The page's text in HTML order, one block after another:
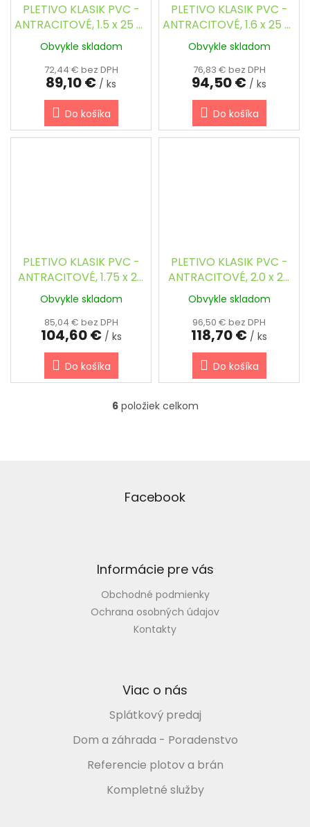
PLETIVO KLASIK PVC -
ANTRACITOVÉ, 1.5 x 25 m
/ 53 x 53 / 2.5 mm
Obvykle skladom
72,44 € bez DPH
89,10 € / ks
Do košíka
PLETIVO KLASIK PVC -
ANTRACITOVÉ, 1.6 x 25 m
/ 53 x 53 / 2.5 mm
Obvykle skladom
76,83 € bez DPH
94,50 € / ks
Do košíka
PLETIVO KLASIK PVC -
ANTRACITOVÉ, 1.75 x 25
m / 53 x 53 / 2.5 mm
Obvykle skladom
85,04 € bez DPH
104,60 € / ks
Do košíka
PLETIVO KLASIK PVC -
ANTRACITOVÉ, 2.0 x 25
m / 53 x 53 / 2.5 mm
Obvykle skladom
96,50 € bez DPH
118,70 € / ks
Do košíka
O
c
i
k
v
ý
p
i
6položiek celkom
Facebook
Informácie pre vás
Obchodné podmienky
Ochrana osobných údajov
Kontakty
Viac o nás
Splátkový predaj
Dom a záhrada - Poradenstvo
Referencie plotov a brán
Kompletné služby